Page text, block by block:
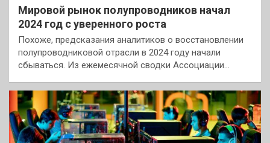
Мировой рынок полупроводников начал
2024 год с уверенного роста
Похоже, предсказания аналитиков о восстановлении
полупроводниковой отрасли в 2024 году начали
сбываться. Из ежемесячной сводки Ассоциации…